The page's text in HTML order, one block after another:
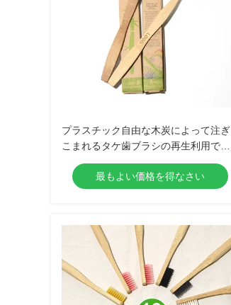
プラスチック自由な木炭によって注ぎ
こまれるタケ歯ブラシの再生利用でき
る円形のタケ歯ブラシ
最もよい価格を得なさい